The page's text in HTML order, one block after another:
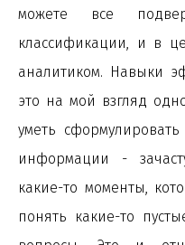
можете все
классификации, и в
аналитиком. Навыки
это на мой взгляд
уметь
информации -
какие-то моменты,
понять какие-то